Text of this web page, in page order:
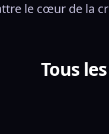
le cœur de la
Tous